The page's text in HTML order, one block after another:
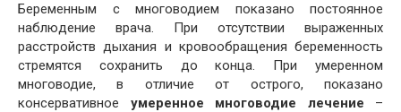
Беременным с многоводием показано постоянное
наблюдение врача. При отсутствии выраженных
расстройств дыхания и кровообращения беременность
стремятся сохранить до конца. При умеренном
многоводие, в отличие от острого, показано
консервативное умеренное многоводие лечение –